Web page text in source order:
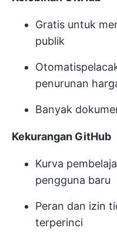
Gratis untuk
publik
Otomatis
penurunan
Banyak
Kekurangan GitHub
Kurva
pengguna baru
Peran dan izin
terperinci